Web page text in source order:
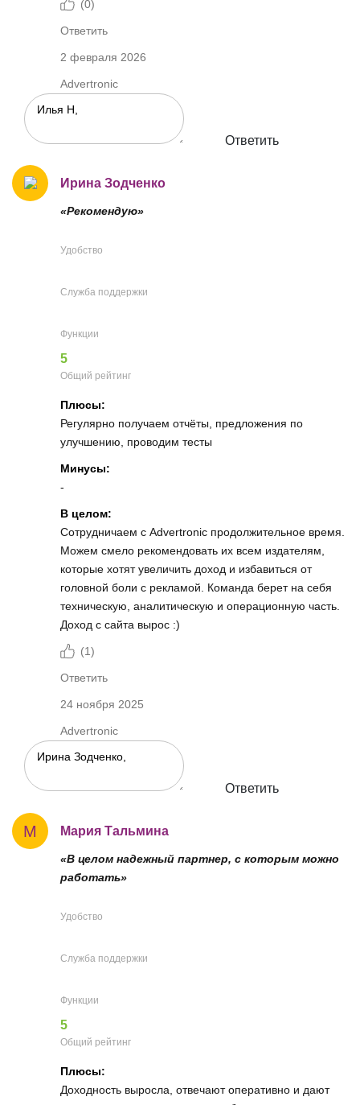
(0)
Ответить
2 февраля 2026
Advertronic
Ответить
Ирина Зодченко
«Рекомендую»
Удобство
Служба поддержки
Функции
5
Общий рейтинг
Плюсы:
Регулярно получаем отчёты, предложения по
улучшению, проводим тесты
Минусы:
-
В целом:
Сотрудничаем с Advertronic продолжительное время.
Можем смело рекомендовать их всем издателям,
которые хотят увеличить доход и избавиться от
головной боли с рекламой. Команда берет на себя
техническую, аналитическую и операционную часть.
Доход с сайта вырос :)
(1)
Ответить
24 ноября 2025
Advertronic
Ответить
М Мария Тальмина
«В целом надежный партнер, с которым можно
работать»
Удобство
Служба поддержки
Функции
5
Общий рейтинг
Плюсы:
Доходность выросла, отвечают оперативно и дают